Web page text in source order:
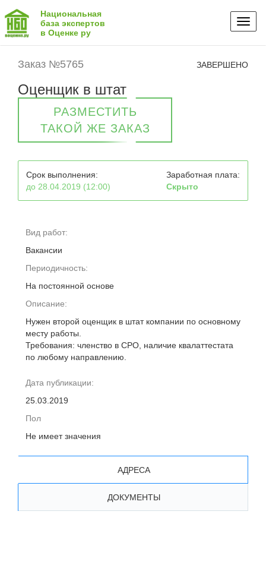
Национальная
база экспертов
в Оценке ру
Заказ №5765 ЗАВЕРШЕНО
Оценщик в штат
РАЗМЕСТИТЬ
ТАКОЙ ЖЕ ЗАКАЗ
Срок выполнения:
до 28.04.2019 (12:00)
Заработная плата:
Скрыто
Вид работ:
Вакансии
Периодичность:
На постоянной основе
Описание:
Нужен второй оценщик в штат компании по основному
месту работы.
Требования: членство в СРО, наличие квалаттестата
по любому направлению.
Дата публикации:
25.03.2019
Пол
Не имеет значения
АДРЕСА
ДОКУМЕНТЫ